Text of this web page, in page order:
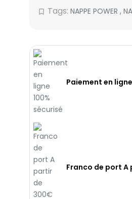
bookmark_border Tags: NAPPE POWER ,
Paiement en
Franco de port A